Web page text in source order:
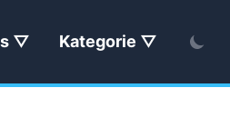
Kategorie